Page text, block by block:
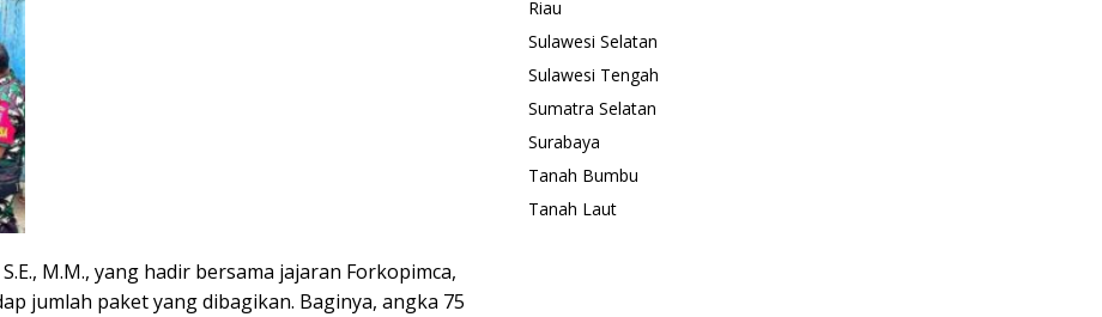
M.M., yang hadir bersama jajaran Forkopimca,
jumlah paket yang dibagikan. Baginya, angka 75
Riau
Sulawesi Selatan
Sulawesi Tengah
Sumatra Selatan
Surabaya
Tanah Bumbu
Tanah Laut